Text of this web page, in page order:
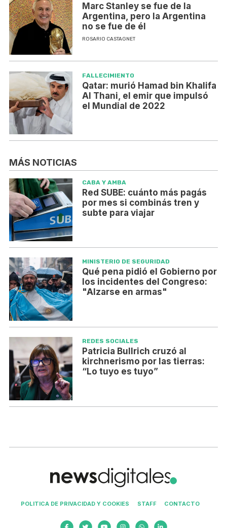
Marc Stanley se fue de la
Argentina, pero la Argentina
no se fue de él
ROSARIO CASTAGNET
FALLECIMIENTO
Qatar: murió Hamad bin Khalifa
Al Thani, el emir que impulsó
el Mundial de 2022
MÁS NOTICIAS
CABA Y AMBA
Red SUBE: cuánto más pagás
por mes si combinás tren y
subte para viajar
MINISTERIO DE SEGURIDAD
Qué pena pidió el Gobierno por
los incidentes del Congreso:
"Alzarse en armas"
REDES SOCIALES
Patricia Bullrich cruzó al
kirchnerismo por las tierras:
“Lo tuyo es tuyo”
POLITICA DE PRIVACIDAD Y COOKIES STAFF CONTACTO